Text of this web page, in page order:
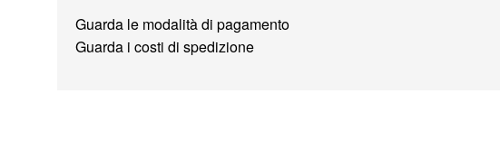
Guarda le modalità di pagamento
Guarda i costi di spedizione